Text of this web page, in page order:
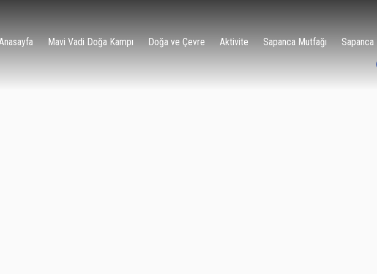
Mavi Vadi Doğa Kampı Doğa ve Çevre Aktivite Sapanca Mutfağı Sapanca